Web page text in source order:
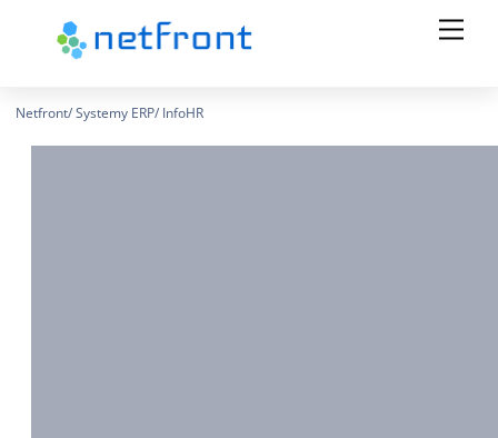
Netfront/ Systemy ERP/ InfoHR